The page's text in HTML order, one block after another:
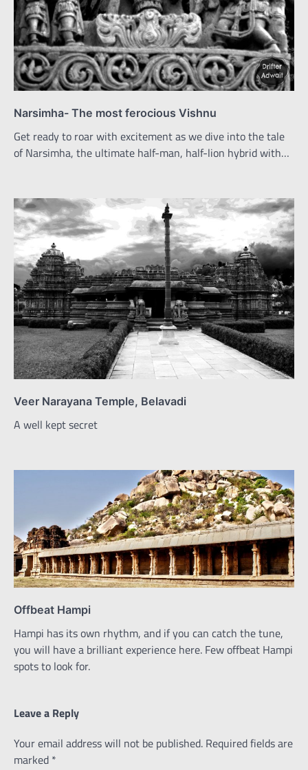
Narsimha- The most ferocious Vishnu
Get ready to roar with excitement as we dive into the tale
of Narsimha, the ultimate half-man, half-lion hybrid with…
Veer Narayana Temple, Belavadi
A well kept secret
Offbeat Hampi
Hampi has its own rhythm, and if you can catch the tune,
you will have a brilliant experience here. Few offbeat Hampi
spots to look for.
Leave a Reply
Your email address will not be published. Required fields are
marked *